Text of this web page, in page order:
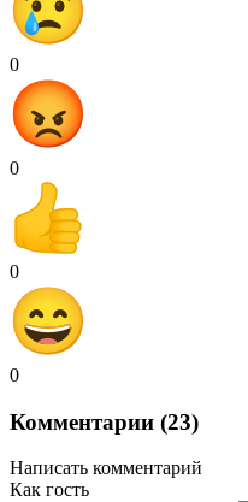
0
0
0
0
Комментарии (23)
Написать комментарий
Как гость